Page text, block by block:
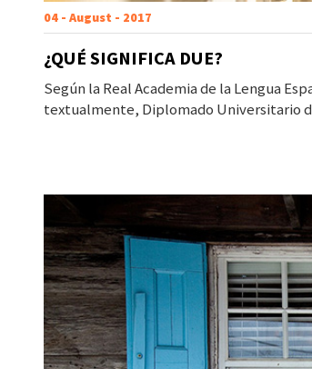
04 - August - 2017
¿QUÉ SIGNIFICA DUE?
Según la Real Academia de la Lengua
textualmente, Diplomado Universitario